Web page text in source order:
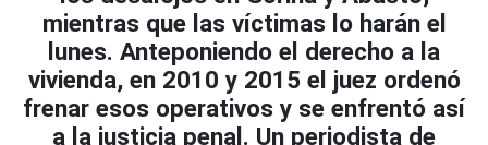
mientras que las víctimas lo harán el
lunes. Anteponiendo el derecho a la
vivienda, en 2010 y 2015 el juez ordenó
frenar esos operativos y se enfrentó así
a la justicia penal. Un periodista de